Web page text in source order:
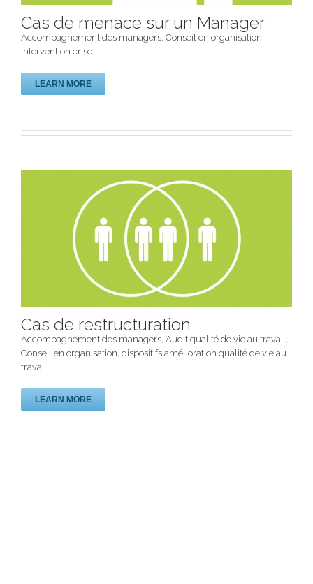
Cas de menace sur un Manager
Accompagnement des managers, Conseil en organisation,
Intervention crise
LEARN MORE
Cas de restructuration
Accompagnement des managers, Audit qualité de vie au travail,
Conseil en organisation, dispositifs amélioration qualité de vie au
travail
LEARN MORE